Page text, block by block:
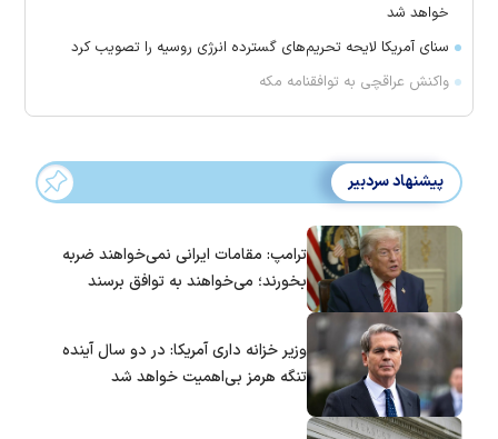
خواهد شد
سنای آمریکا لایحه تحریم‌های گسترده انرژی روسیه را تصویب کرد
واکنش عراقچی به توافقنامه مکه
پیشنهاد سردبیر
ترامپ: مقامات ایرانی نمی‌خواهند ضربه
بخورند؛ می‌خواهند به توافق برسند
وزیر خزانه داری آمریکا: در دو سال آینده
تنگه هرمز بی‌اهمیت خواهد شد